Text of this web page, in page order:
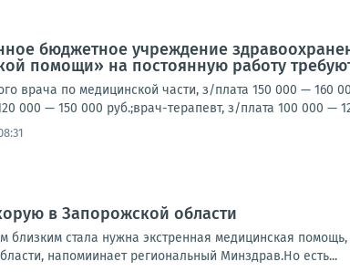
бюджетное учреждение
помощи» на постоянную работу
врача по медицинской части, з/плата 150 000 — 160
000 — 150 000 руб.;врач-терапевт, з/плата 100 000 —
в Запорожской области
близким стала нужна экстренная медицинская
напомиинает региональный Минздрав.Но есть...